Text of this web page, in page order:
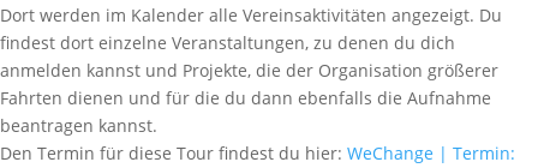
Dort werden im Kalender alle Vereinsaktivitäten angezeigt. Du
findest dort einzelne Veranstaltungen, zu denen du dich
anmelden kannst und Projekte, die der Organisation größerer
Fahrten dienen und für die du dann ebenfalls die Aufnahme
beantragen kannst.
Den Termin für diese Tour findest du hier: WeChange | Termin: